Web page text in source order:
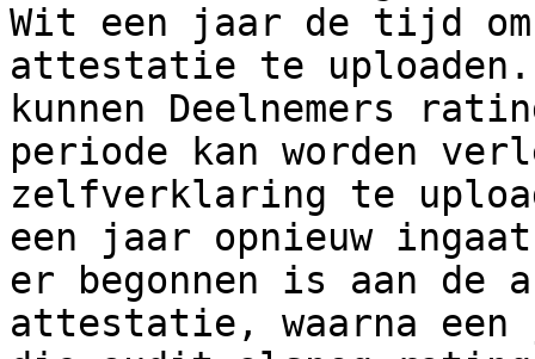
Wit een jaar de tijd
attestatie te
kunnen Deelnemers
periode kan worden
zelfverklaring te
een jaar opnieuw
er begonnen is aan de
attestatie, waarna een